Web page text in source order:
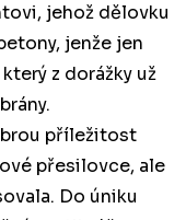
jehož dělovku
jenže jen
z dorážky už
příležitost
přesilovce, ale
Do úniku